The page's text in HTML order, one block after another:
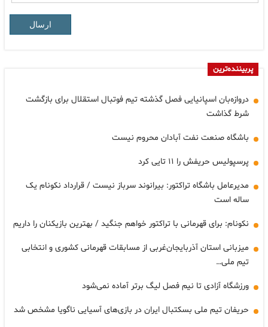
ارسال
پربیننده‌ترین
دروازه‌بان اسپانیایی فصل گذشته تیم فوتبال استقلال برای بازگشت
شرط گذاشت
باشگاه صنعت نفت آبادان محروم نیست
پرسپولیس حریفش را ۱۱ تایی کرد
مدیرعامل باشگاه تراکتور: بیرانوند سرباز نیست / قرارداد نکونام یک
ساله است
نکونام: برای قهرمانی با تراکتور خواهم جنگید / بهترین بازیکنان را داریم
میزبانی استان آذربایجان‌غربی از مسابقات قهرمانی کشوری و انتخابی
تیم ملی…
ورزشگاه آزادی تا نیم فصل لیگ برتر آماده نمی‌شود
حریفان تیم ملی بسکتبال ایران در بازی‌های آسیایی ناگویا مشخص شد